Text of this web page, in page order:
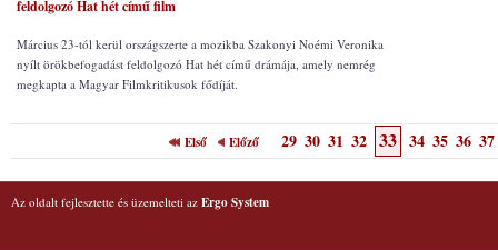
feldolgozó Hat hét című film
Március 23-tól kerül országszerte a mozikba Szakonyi Noémi Veronika
nyílt örökbefogadást feldolgozó Hat hét című drámája, amely nemrég
megkapta a Magyar Filmkritikusok fődíját.
Első Előző 29 30 31 32 33 34 35 36 37
Az oldalt fejlesztette és üzemelteti az Ergo System